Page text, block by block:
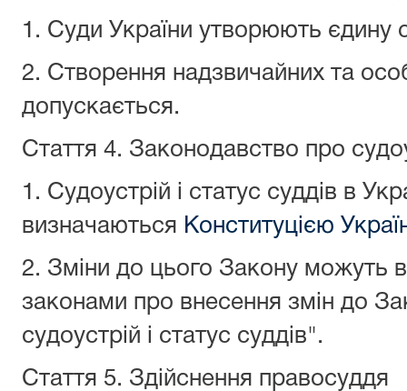
1. Суди України утворюють єдину
2. Створення надзвичайних та
допускається.
Стаття 4. Законодавство про
1. Судоустрій і статус суддів в
визначаються Конституцією
2. Зміни до цього Закону можуть
законами про внесення змін до
судоустрій і статус суддів".
Стаття 5. Здійснення правосуддя